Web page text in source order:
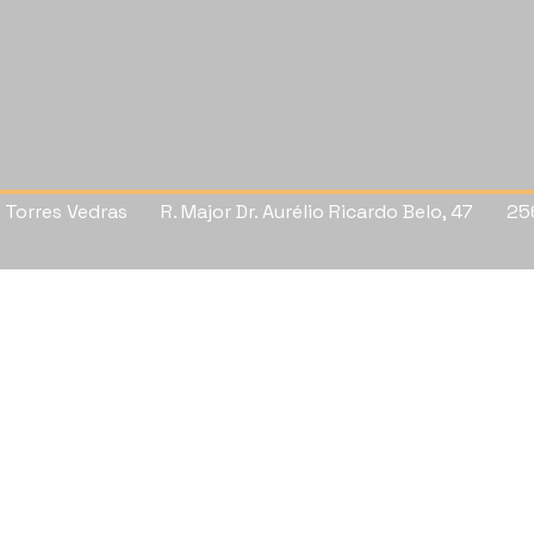
Torres Vedras R. Major Dr. Aurélio Ricardo Belo, 47